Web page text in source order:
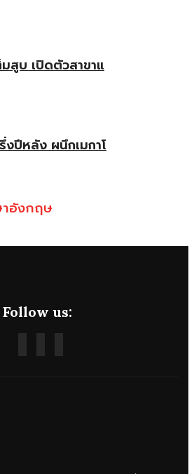
มสูบ เปิดตัวสาขาแ
งปีหลัง ผนึกเมกาโ
าอังกฤษ
Follow us: